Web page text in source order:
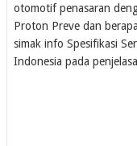
otomotif penasaran
Proton Preve dan
simak info Spesifikasi
Indonesia pada